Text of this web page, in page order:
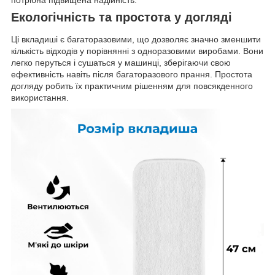
Екологічність та простота у догляді
Ці вкладиші є багаторазовими, що дозволяє значно зменшити
кількість відходів у порівнянні з одноразовими виробами. Вони
легко перуться і сушаться у машинці, зберігаючи свою
ефективність навіть після багаторазового прання. Простота
догляду робить їх практичним рішенням для повсякденного
використання.